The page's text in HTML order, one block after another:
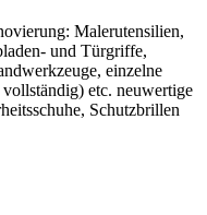
Malerutensilien,
und Türgriffe,
einzelne
etc. neuwertige
Schutzbrillen